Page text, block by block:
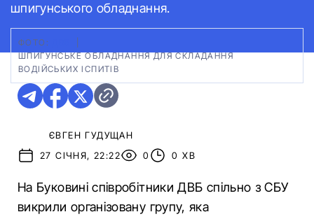
шпигунського обладнання.
ФОТО:
ШПИГУНСЬКЕ ОБЛАДНАННЯ ДЛЯ СКЛАДАННЯ
ВОДІЙСЬКИХ ІСПИТІВ
ЄВГЕН ГУДУЩАН
27 СІЧНЯ, 22:22
0 0 ХВ
На Буковині співробітники ДВБ спільно з СБУ
викрили організовану групу, яка